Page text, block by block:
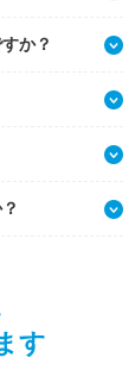
か？
す